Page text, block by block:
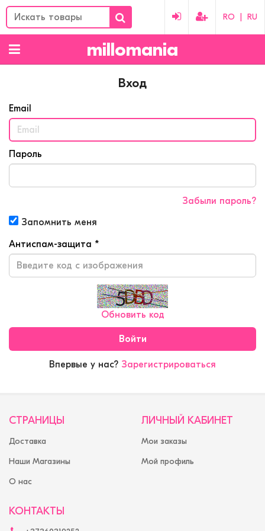
RO RU
millomania
Вход
Email
Пароль
Забыли пароль?
Запомнить меня
Антиспам-защита *
Обновить код
Впервые у нас? Зарегистрироваться
СТРАНИЦЫ
Доставка
Наши Магазины
О нас
ЛИЧНЫЙ КАБИНЕТ
Мои заказы
Мой профиль
КОНТАКТЫ